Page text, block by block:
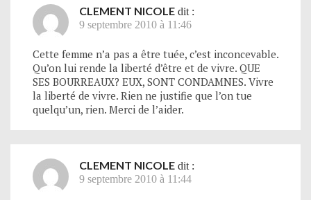
CLEMENT NICOLE dit :
9 septembre 2010 à 11:46
Cette femme n’a pas a être tuée, c’est inconcevable.
Qu’on lui rende la liberté d’être et de vivre. QUE
SES BOURREAUX? EUX, SONT CONDAMNES. Vivre
la liberté de vivre. Rien ne justifie que l’on tue
quelqu’un, rien. Merci de l’aider.
CLEMENT NICOLE dit :
9 septembre 2010 à 11:44